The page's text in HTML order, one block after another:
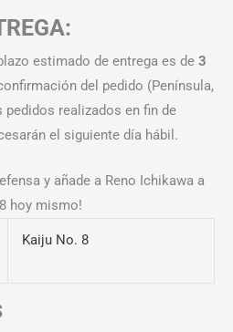
estimado de entrega es de 3
del pedido (Península,
realizados en fin de
el siguiente día hábil.
y añade a Reno Ichikawa a
hoy mismo!
Kaiju No. 8